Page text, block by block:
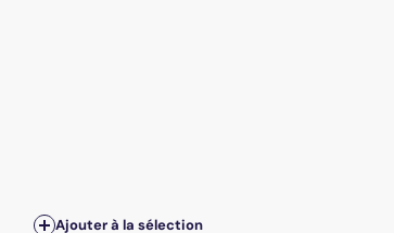
Ajouter à la sélection